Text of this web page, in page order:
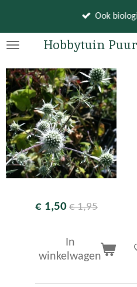
naar
hoofdinhoud
Hobbytuin
Ook
€ 1,50 € 1,95
In
winkelwagen